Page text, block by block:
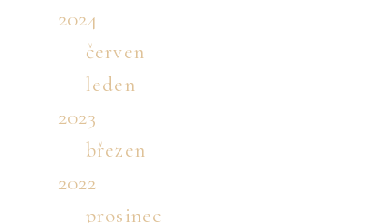
2024
červen
leden
2023
březen
2022
prosinec